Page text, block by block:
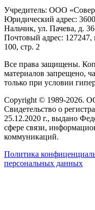
Учредитель: ООО
Юридический адрес:
Нальчик, ул. Пачева, д. 36
Почтовый адрес: 127247,
100, стр. 2
Все права защищены.
материалов запрещено,
только при условии
Copyright © 1989-2026.
Свидетельство о
25.12.2020 г., выдано
сфере связи,
коммуникаций.
Политика
персональных данных